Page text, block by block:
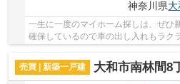
神奈川県
一生に一度のマイホーム探しは、ぜひ
確保しているので車の出し入れもラク
後から色々とインテリアが堪能できま
売買 | 新築一戸建
大和市南林間8